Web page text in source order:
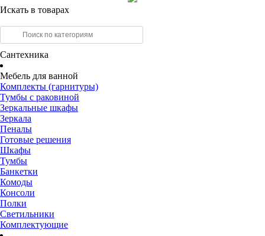
Искать в товарах
Сантехника
Мебель для ванной
Комплекты (гарнитуры)
Тумбы с раковиной
Зеркальные шкафы
Зеркала
Пеналы
Готовые решения
Шкафы
Тумбы
Банкетки
Комоды
Консоли
Полки
Светильники
Комплектующие